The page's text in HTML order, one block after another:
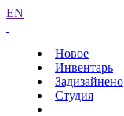
EN
Новое
Инвентарь
Задизайнено
Студия